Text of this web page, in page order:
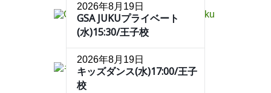
2026年8月19日
GSA JUKUプライベート
(水)15:30/王子校
2026年8月19日
キッズダンス(水)17:00/王子
校